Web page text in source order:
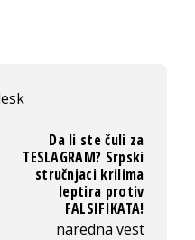
Da li ste čuli za
TESLAGRAM? Srpski
stručnjaci krilima
leptira protiv
FALSIFIKATA!
naredna vest